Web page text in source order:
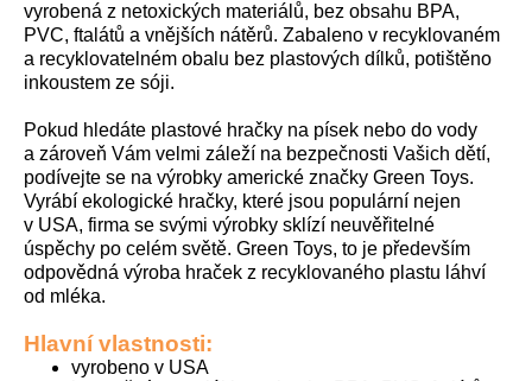
vyrobená z netoxických materiálů, bez obsahu BPA,
PVC, ftalátů a vnějších nátěrů. Zabaleno v recyklovaném
a recyklovatelném obalu bez plastových dílků, potištěno
inkoustem ze sóji.
Pokud hledáte plastové hračky na písek nebo do vody
a zároveň Vám velmi záleží na bezpečnosti Vašich dětí,
podívejte se na výrobky americké značky Green Toys.
Vyrábí ekologické hračky, které jsou populární nejen
v USA, firma se svými výrobky sklízí neuvěřitelné
úspěchy po celém světě. Green Toys, to je především
odpovědná výroba hraček z recyklovaného plastu láhví
od mléka.
Hlavní vlastnosti:
vyrobeno v USA